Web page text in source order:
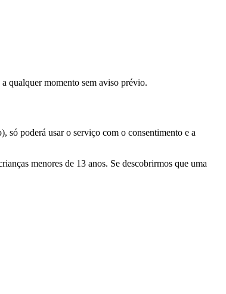
qualquer momento sem aviso prévio.
só poderá usar o serviço com o consentimento e a
menores de 13 anos. Se descobrirmos que uma